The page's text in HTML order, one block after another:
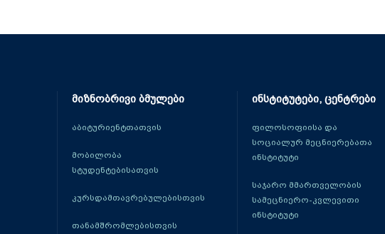
მიზნობრივი ბმულები
აბიტურიენტთათვის
მობილობა
სტუდენტებისათვის
კურსდამთავრებულებისთვის
თანამშრომლებისთვის
ინსტიტუტები, ცენტრები
ფილოსოფიისა და
სოციალურ მეცნიერებათა
ინსტიტუტი
საჯარო მმართველობის
სამეცნიერო-კვლევითი
ინსტიტუტი